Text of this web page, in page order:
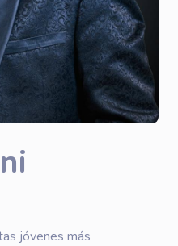
jóvenes más